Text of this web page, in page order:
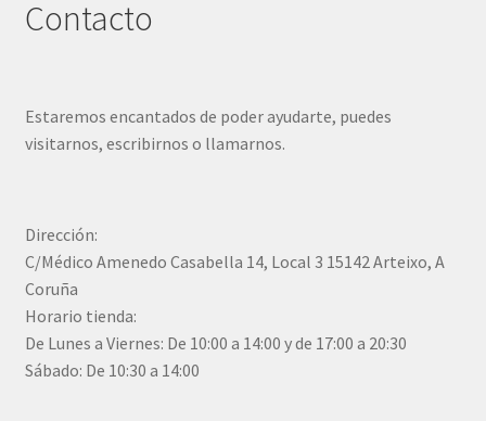
Contacto
Estaremos encantados de poder ayudarte, puedes
visitarnos, escribirnos o llamarnos.
Dirección:
C/Médico Amenedo Casabella 14, Local 3 15142 Arteixo, A
Coruña
Horario tienda:
De Lunes a Viernes: De 10:00 a 14:00 y de 17:00 a 20:30
Sábado: De 10:30 a 14:00